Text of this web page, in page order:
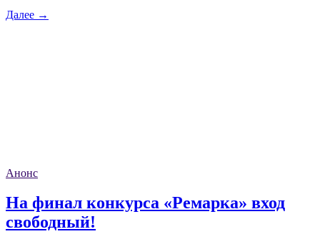
Далее →
Анонс
На финал конкурса «Ремарка» вход
свободный!